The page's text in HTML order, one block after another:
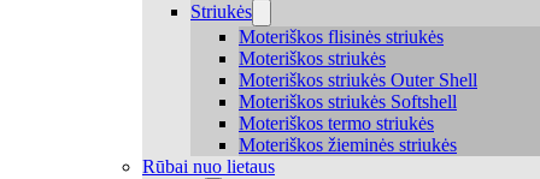
Striukės
Moteriškos flisinės striukės
Moteriškos striukės
Moteriškos striukės Outer Shell
Moteriškos striukės Softshell
Moteriškos termo striukės
Moteriškos žieminės striukės
Rūbai nuo lietaus